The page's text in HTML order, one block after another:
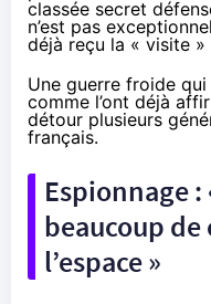
classée secret
n’est pas
déjà reçu la « visite
Une guerre froide
comme l’ont déjà
détour plusieurs
français.
Espionnage :
beaucoup de
l’espace »